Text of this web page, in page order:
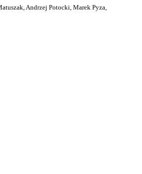
Andrzej Potocki, Marek Pyza,